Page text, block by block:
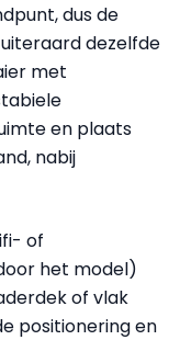
dus de
dezelfde
met
en plaats
nabij
of
het model)
of vlak
positionering en